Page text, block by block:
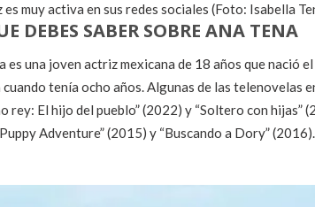
es muy activa en sus redes sociales (Foto: Isabella
DEBES SABER SOBRE ANA TENA
es una joven actriz mexicana de 18 años que nació
cuando tenía ocho años. Algunas de las telenovelas
rey: El hijo del pueblo” (2022) y “Soltero con
Adventure” (2015) y “Buscando a Dory” (2016).